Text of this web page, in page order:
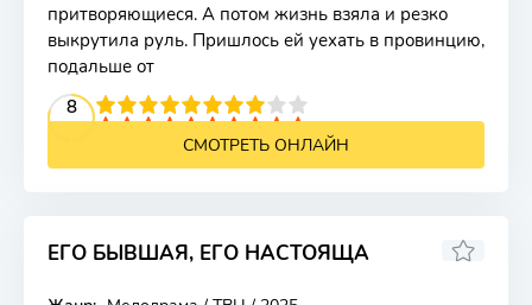
притворяющиеся. А потом жизнь взяла и резко
выкрутила руль. Пришлось ей уехать в провинцию,
подальше от
8
4 5 6 7 8 9 10
СМОТРЕТЬ ОНЛАЙН
ЕГО БЫВШАЯ, ЕГО НАСТОЯЩА